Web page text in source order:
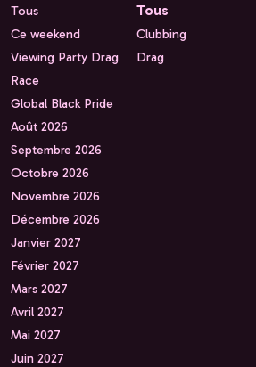
Tous
Ce weekend
Viewing Party Drag
Race
Global Black Pride
Août 2026
Septembre 2026
Octobre 2026
Novembre 2026
Décembre 2026
Janvier 2027
Février 2027
Mars 2027
Avril 2027
Mai 2027
Juin 2027
Tous
Clubbing
Drag